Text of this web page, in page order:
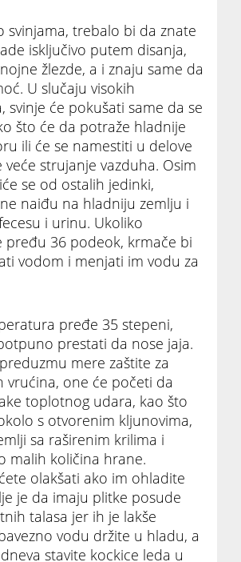
svinjama, trebalo bi da znate
isključivo putem disanja,
žlezde, a i znaju same da
U slučaju visokih
svinje će pokušati same da se
što će da potraže hladnije
ili će se namestiti u delove
strujanje vazduha. Osim
se od ostalih jedinki,
naiđu na hladniju zemlju i
i urinu. Ukoliko
36 podeok, krmače bi
vodom i menjati im vodu za
pređe 35 stepeni,
prestati da nose jaja.
mere zaštite za
vrućina, one će početi da
toplotnog udara, kao što
s otvorenim kljunovima,
sa raširenim krilima i
malih količina hrane.
olakšati ako im ohladite
je da imaju plitke posude
talasa jer ih je lakše
vodu držite u hladu, a
stavite kockice leda u